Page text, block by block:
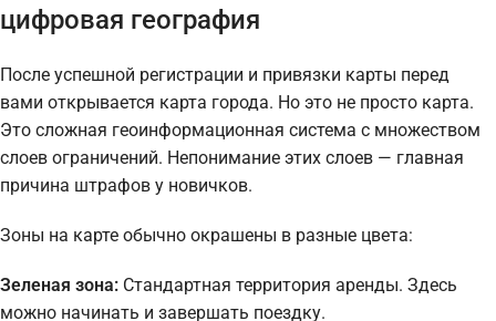
цифровая география
После успешной регистрации и привязки карты перед
вами открывается карта города. Но это не просто карта.
Это сложная геоинформационная система с множеством
слоев ограничений. Непонимание этих слоев — главная
причина штрафов у новичков.
Зоны на карте обычно окрашены в разные цвета:
Зеленая зона: Стандартная территория аренды. Здесь
можно начинать и завершать поездку.